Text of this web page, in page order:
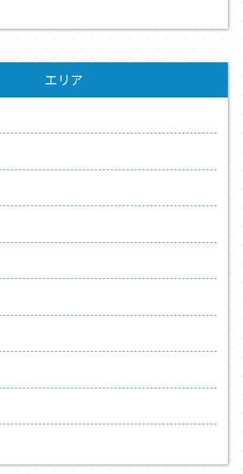
エリア